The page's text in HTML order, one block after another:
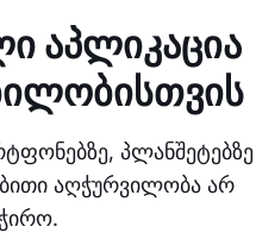
აპლიკაცია
პლანშეტებზე
აღჭურვილობა არ